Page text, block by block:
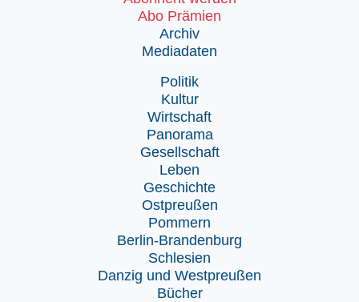
Abo Prämien
Archiv
Mediadaten
Politik
Kultur
Wirtschaft
Panorama
Gesellschaft
Leben
Geschichte
Ostpreußen
Pommern
Berlin-Brandenburg
Schlesien
Danzig und Westpreußen
Bücher